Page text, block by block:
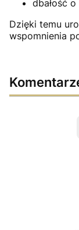
dbałość
Dzięki temu
wspomnienia